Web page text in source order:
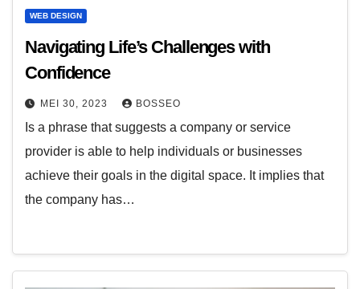
WEB DESIGN
Navigating Life’s Challenges with
Confidence
MEI 30, 2023 BOSSEO
Is a phrase that suggests a company or service
provider is able to help individuals or businesses
achieve their goals in the digital space. It implies that
the company has…